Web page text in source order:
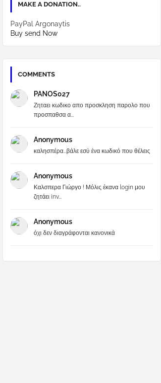
MAKE A DONATION..
PayPal Argonaytis
Buy send Now
COMMENTS
PANOS027
Ζηταει κωδικο απο προσκληση παρολο που
προσπαθσα α...
Anonymous
καλησπέρα...βάλε εσύ ένα κωδικό που θέλεις
Anonymous
Καλσπερα Γιώργο ! Μόλις έκανα login μου
ζητάει inv...
Anonymous
όχι δεν διαγράφονται κανονικά